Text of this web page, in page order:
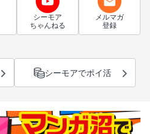
シーモア
ちゃんねる
メルマガ
登録
シーモアでポイ活